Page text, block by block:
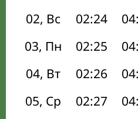
02, Вс
02:24
03, Пн
02:25
04, Вт
02:26
05, Ср
02:27